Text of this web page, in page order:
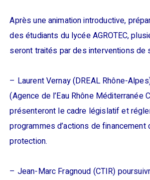
Après une animation introductive,
des étudiants du lycée AGROTEC,
seront traités par des interventions de
– Laurent Vernay (DREAL Rhône-
(Agence de l’Eau Rhône Méditerranée
présenteront le cadre législatif et
programmes d’actions de
protection.
– Jean-Marc Fragnoud (CTIR)